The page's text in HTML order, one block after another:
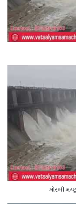
મોરબી